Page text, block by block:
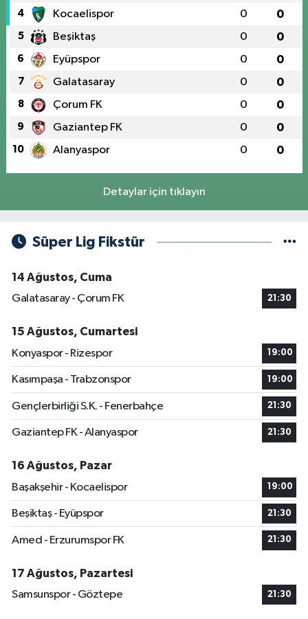
4 Kocaelispor 0 0
5 Beşiktaş 0 0
6 Eyüpspor 0 0
7 Galatasaray 0 0
8 Çorum FK 0 0
9 Gaziantep FK 0 0
10 Alanyaspor 0 0
Detaylar için tıklayın
Süper Lig Fikstür
14 Ağustos, Cuma
Galatasaray - Çorum FK
21:30
15 Ağustos, Cumartesi
Konyaspor - Rizespor
19:00
Kasımpaşa - Trabzonspor 19:00
Gençlerbirliği S.K. - Fenerbahçe 21:30
Gaziantep FK - Alanyaspor 21:30
16 Ağustos, Pazar
Başakşehir - Kocaelispor
19:00
Beşiktaş - Eyüpspor 21:30
Amed - Erzurumspor FK 21:30
17 Ağustos, Pazartesi
Samsunspor - Göztepe
21:30